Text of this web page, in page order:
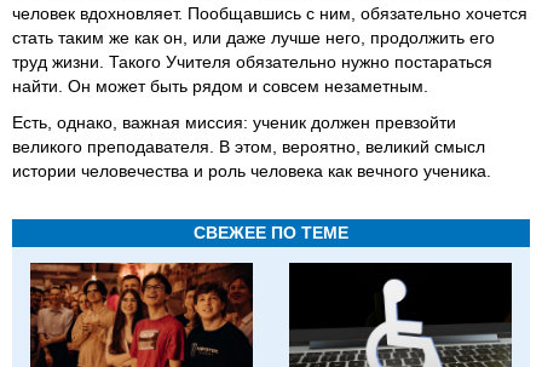
человек вдохновляет. Пообщавшись с ним, обязательно хочется
стать таким же как он, или даже лучше него, продолжить его
труд жизни. Такого Учителя обязательно нужно постараться
найти. Он может быть рядом и совсем незаметным.
Есть, однако, важная миссия: ученик должен превзойти
великого преподавателя. В этом, вероятно, великий смысл
истории человечества и роль человека как вечного ученика.
СВЕЖЕЕ ПО ТЕМЕ